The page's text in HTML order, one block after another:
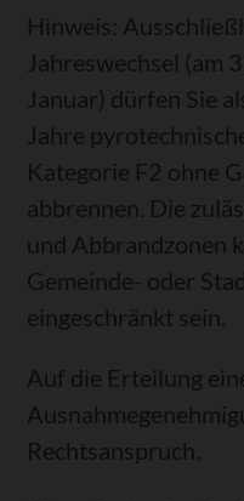
Hinweis:
Jahreswechsel (am
Januar) dürfen Sie
Jahre
Kategorie F2 ohne
abbrennen. Die
und Abbrandzonen
Gemeinde- oder
eingeschränkt sein.
Auf die Erteilung
Rechtsanspruch.